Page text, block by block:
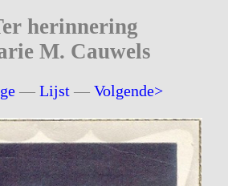
herinnering
M. Cauwels
—Lijst —Volgende>